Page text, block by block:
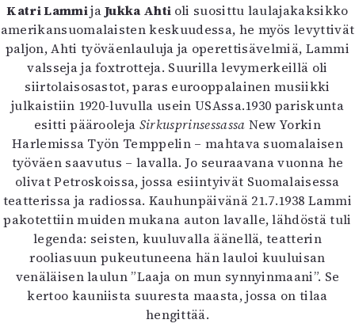
Katri LammijaJukka Ahti oli suosittu laulajakaksikko
amerikansuomalaisten keskuudessa, he myös levyttivät
paljon, Ahti työväenlauluja ja operettisävelmiä, Lammi
valsseja ja foxtrotteja. Suurilla levymerkeillä oli
siirtolaisosastot, paras eurooppalainen musiikki
julkaistiin 1920-luvulla usein USAssa.1930 pariskunta
esitti päärooleja Sirkusprinsessassa New Yorkin
Harlemissa Työn Temppelin – mahtava suomalaisen
työväen saavutus – lavalla. Jo seuraavana vuonna he
olivat Petroskoissa, jossa esiintyivät Suomalaisessa
teatterissa ja radiossa. Kauhunpäivänä 21.7.1938 Lammi
pakotettiin muiden mukana auton lavalle, lähdöstä tuli
legenda: seisten, kuuluvalla äänellä, teatterin
rooliasuun pukeutuneena hän lauloi kuuluisan
venäläisen laulun ”Laaja on mun synnyinmaani”. Se
kertoo kauniista suuresta maasta, jossa on tilaa
hengittää.